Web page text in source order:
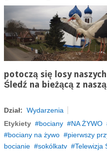
potoczą się losy
Śledź na bieżącą z
Dział: Wydarzenia
Etykiety
bociany NA ŻYWO
bociany na żywo
pierwszy
bocianie
sokólkatv Telewizja